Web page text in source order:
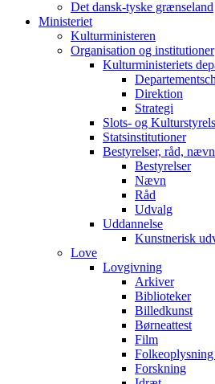
Det dansk-tyske grænseland
Ministeriet
Kulturministeren
Organisation og institutioner
Kulturministeriets
Direktion
Strategi
Slots- og
Statsinstitutioner
Bestyrelser, råd,
Bestyrelser
Nævn
Råd
Udvalg
Uddannelse
Kunstnerisk
Love
Lovgivning
Arkiver
Biblioteker
Billedkunst
Børneattest
Film
Forskning